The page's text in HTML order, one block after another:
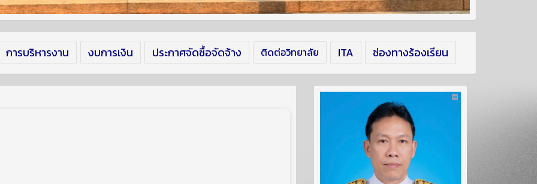
การบริหารงาน งบการเงิน ประกาศจัดซื้อจัดจ้าง ติดต่อวิทยาลัย ITA ช่องทางร้องเรียน